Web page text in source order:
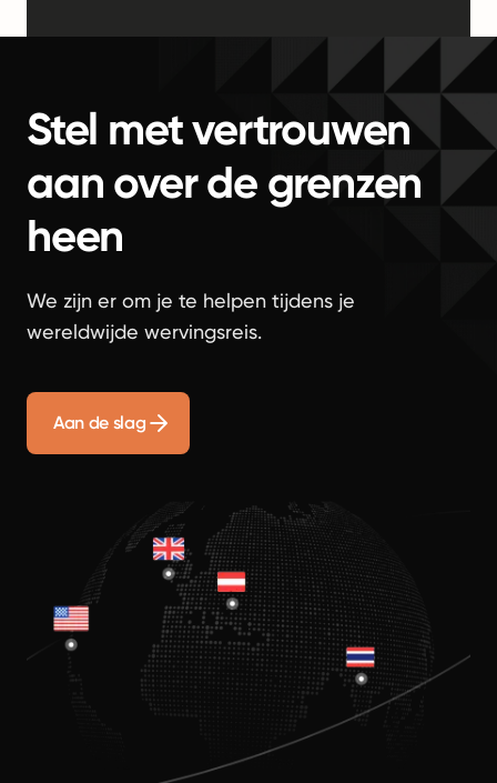
Stel met vertrouwen
aan over de grenzen
heen
We zijn er om je te helpen tijdens je
wereldwijde wervingsreis.
Aan de slag